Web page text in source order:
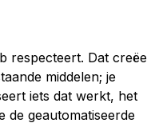
respecteert. Dat
middelen; je
iets dat werkt, het
de geautomatiseerde